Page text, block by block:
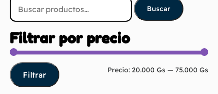
Buscar
Filtrar por precio
Filtrar Precio: 20.000 Gs — 75.000 Gs